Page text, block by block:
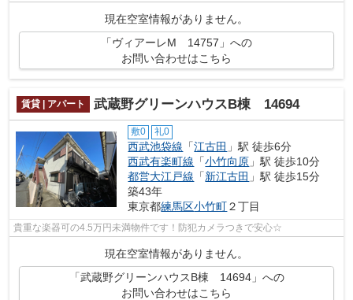
現在空室情報がありません。
「ヴィアーレM 14757」への
お問い合わせはこちら
賃貸 | アパート 武蔵野グリーンハウスB棟 14694
敷0 礼0
西武池袋線 「江古田 」駅 徒歩6分
西武有楽町線 「小竹向原 」駅 徒歩10分
都営大江戸線 「新江古田 」駅 徒歩15分
築43年
東京都練馬区小竹町２丁目
貴重な楽器可の4.5万円未満物件です！防犯カメラつきで安心☆
現在空室情報がありません。
「武蔵野グリーンハウスB棟 14694」への
お問い合わせはこちら